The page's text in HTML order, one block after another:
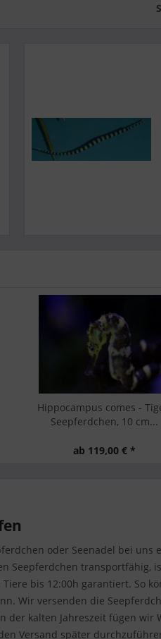
Hippocampus kuda -
Seepferdchen, yellow E...
69,00 € *
oder Seenadel bei uns
Seepferdchen transportfähig,
bis 12:00h garantiert. So
Wir versenden die
kalten Jahreszeit fügen wir
Versand später